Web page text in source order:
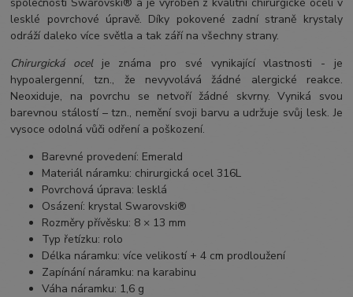
lesklé povrchové úpravě. Díky pokovené zadní straně krystaly
odráží daleko více světla a tak září na všechny strany.
Chirurgická ocelje známa pro své vynikající vlastnosti - je
hypoalergenní, tzn., že nevyvolává žádné alergické reakce.
Neoxiduje, na povrchu se netvoří žádné skvrny. Vyniká svou
barevnou stálostí – tzn., nemění svoji barvu a udržuje svůj lesk. Je
vysoce odolná vůči odření a poškození.
Barevné provedení: Emerald
Materiál náramku: chirurgická ocel 316L
Povrchová úprava: lesklá
Osázení: krystal Swarovski®
Rozměry přívěsku: 8 × 13 mm
Typ řetízku: rolo
Délka náramku: více velikostí + 4 cm prodloužení
Zapínání náramku: na karabinu
Váha náramku: 1,6 g